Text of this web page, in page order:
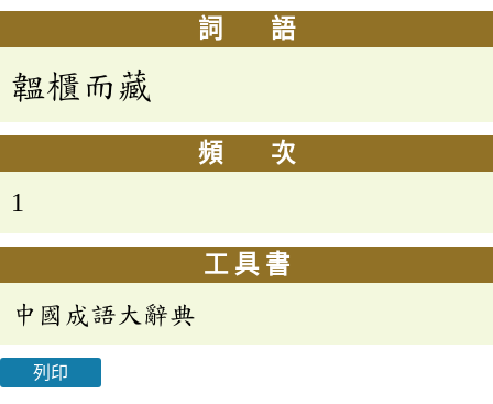
詞 語
韞櫃而藏
頻 次
1
工 具 書
中國成語大辭典
列印